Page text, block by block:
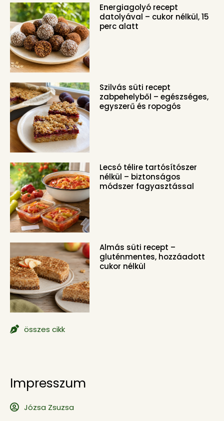
Energiagolyó recept
datolyával – cukor nélkül, 15
perc alatt
Szilvás süti recept
zabpehelyből – egészséges,
egyszerű és ropogós
Lecsó télire tartósítószer
nélkül – biztonságos
módszer fagyasztással
Almás süti recept –
gluténmentes, hozzáadott
cukor nélkül
összes cikk
Impresszum
Józsa Zsuzsa